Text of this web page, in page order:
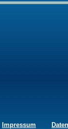
Impressum